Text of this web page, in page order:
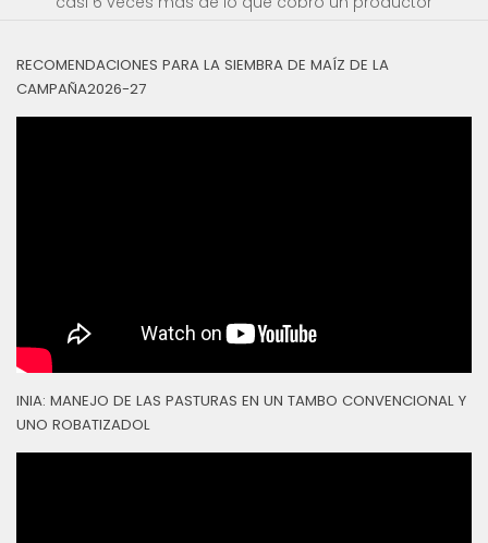
RECOMENDACIONES PARA LA SIEMBRA DE MAÍZ DE LA
CAMPAÑA2026-27
INIA: MANEJO DE LAS PASTURAS EN UN TAMBO CONVENCIONAL Y
UNO ROBATIZADOL